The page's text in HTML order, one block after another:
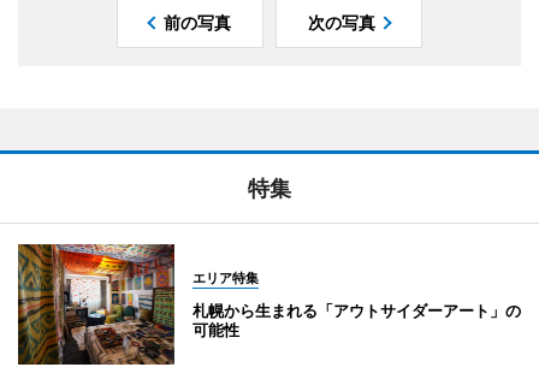
前の写真 次の写真
特集
エリア特集
札幌から生まれる「アウトサイダーアート」の
可能性